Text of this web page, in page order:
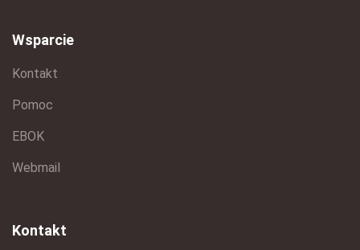
Wsparcie
Kontakt
Pomoc
EBOK
Webmail
Kontakt